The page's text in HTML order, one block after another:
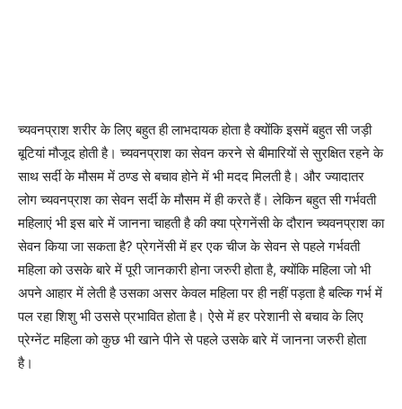
च्यवनप्राश शरीर के लिए बहुत ही लाभदायक होता है क्योंकि इसमें बहुत सी जड़ी
बूटियां मौजूद होती है। च्यवनप्राश का सेवन करने से बीमारियों से सुरक्षित रहने के
साथ सर्दी के मौसम में ठण्ड से बचाव होने में भी मदद मिलती है। और ज्यादातर
लोग च्यवनप्राश का सेवन सर्दी के मौसम में ही करते हैं। लेकिन बहुत सी गर्भवती
महिलाएं भी इस बारे में जानना चाहती है की क्या प्रेगनेंसी के दौरान च्यवनप्राश का
सेवन किया जा सकता है? प्रेगनेंसी में हर एक चीज के सेवन से पहले गर्भवती
महिला को उसके बारे में पूरी जानकारी होना जरुरी होता है, क्योंकि महिला जो भी
अपने आहार में लेती है उसका असर केवल महिला पर ही नहीं पड़ता है बल्कि गर्भ में
पल रहा शिशु भी उससे प्रभावित होता है। ऐसे में हर परेशानी से बचाव के लिए
प्रेग्नेंट महिला को कुछ भी खाने पीने से पहले उसके बारे में जानना जरुरी होता
है।